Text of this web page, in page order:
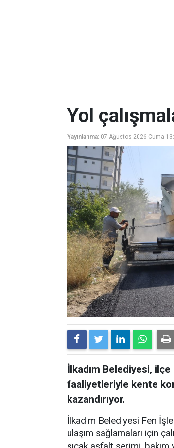
Yol
Yayınlanma: 07 Ağustos 2026 Cuma
İlkadım Belediyesi,
faaliyetleriyle kente
kazandırıyor.
İlkadım Belediyesi Fen
ulaşım sağlamaları için
sıcak asfalt serimi,